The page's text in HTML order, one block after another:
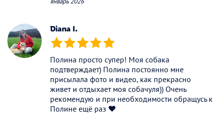
Diana I.
(*) (*) (*) (*) (*)
Полина просто супер! Моя собака
подтверждает) Полина постоянно мне
присылала фото и видео, как прекрасно
живет и отдыхает моя собачуля)) Очень
рекомендую и при необходимости обращусь к
Полине ещё раз ❤️